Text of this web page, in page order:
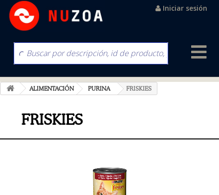
Iniciar sesión
ALIMENTACIÓN PURINA FRISKIES
FRISKIES